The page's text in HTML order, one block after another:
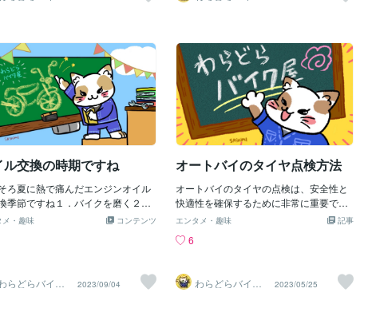
門家がググります！！！※わかるよ
これでずいぶんこれでバイクの整
怪我してしまいました工具の使い
い！！そう！間違っているんです
プロで作業する時に同じ作業を１
上しましたがKTCという工具メー
その様な事故はなかったですね正
はラチェットで本締めはしてはいけ
のです今でも覚えてるあの！エンジ
ルで汚れた怪我した手を！やはり
使っていたKTCというメーカーの
屋 屋
ル交換の時期ですね
ろ夏に熱で痛んだエンジンオイル
季節ですね１．バイクを磨く２．
ンオイル交換3．各部増し締め４．
コンテンツ
メ・趣味
らどらバイク
屋
2023/09/04
オートバイのタイヤ点検方法
オートバイのタイヤの点検は、安全性と
快適性を確保するために非常に重要で
す。以下に、オートバイのタイヤを点検
す。 １．空気圧の点検: オートバイのタ
ッ プに影響を与えます。
まず、タイヤの適切な空気圧を確認する
記事
エンタメ・趣味
6
わらどらバイク
屋
2023/05/25